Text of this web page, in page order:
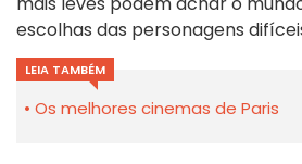
escolhas das personagens
LEIA TAMBÉM
Os melhores cinemas de Paris